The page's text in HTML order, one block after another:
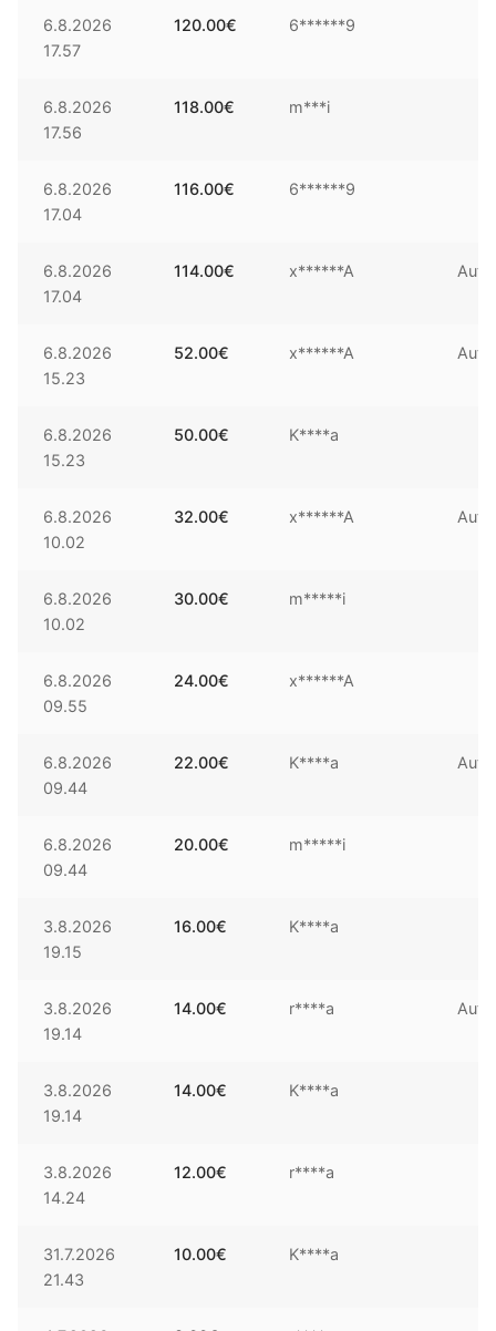
6.8.2026
17.57
120.00€ 6******9
6.8.2026
17.56
118.00€ m***i
6.8.2026
17.04
116.00€ 6******9
6.8.2026
17.04
114.00€ x******A Auto
6.8.2026
15.23
52.00€ x******A Auto
6.8.2026
15.23
50.00€ K****a
6.8.2026
10.02
32.00€ x******A Auto
6.8.2026
10.02
30.00€ m*****i
6.8.2026
09.55
24.00€ x******A
6.8.2026
09.44
22.00€ K****a Auto
6.8.2026
09.44
20.00€ m*****i
3.8.2026
19.15
16.00€ K****a
3.8.2026
19.14
14.00€ r****a Auto
3.8.2026
19.14
14.00€ K****a
3.8.2026
14.24
12.00€ r****a
31.7.2026
21.43
10.00€ K****a